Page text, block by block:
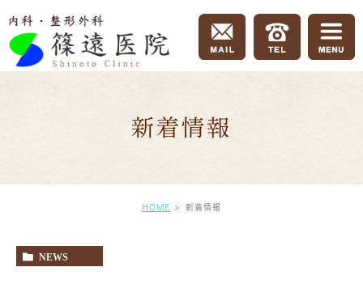
新着情報
HOME 新着情報
NEWS